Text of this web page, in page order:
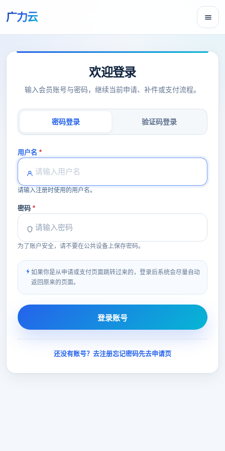
广力云
欢迎登录
输入会员账号与密码，继续当前申请、补件或支付流程。
密码登录 验证码登录
用户名
请输入注册时使用的用户名。
密码
为了账户安全，请不要在公共设备上保存密码。
如果你是从申请或支付页面跳转过来的，登录后系统会尽量自动
返回原来的页面。
登录账号
还没有账号？去注册忘记密码先去申请页